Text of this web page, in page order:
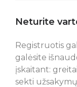
Neturite
Registruotis
galėsite
įskaitant:
sekti